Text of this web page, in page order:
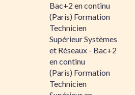
Bac+2 en continu
(Paris) Formation
Technicien
Supérieur Systèmes
et Réseaux - Bac+2
en continu
(Paris) Formation
Technicien